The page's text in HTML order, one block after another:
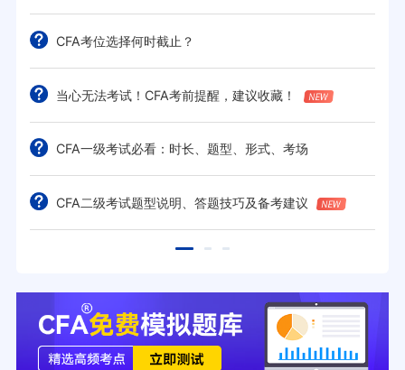
CFA考位选择何时截止？
当心无法考试！CFA考前提醒，建议收藏！
CFA一级考试必看：时长、题型、形式、考场
CFA二级考试题型说明、答题技巧及备考建议